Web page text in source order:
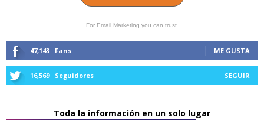
For Email Marketing you can trust.
47,143 Fans ME GUSTA
16,569 Seguidores SEGUIR
Toda la información en un solo lugar